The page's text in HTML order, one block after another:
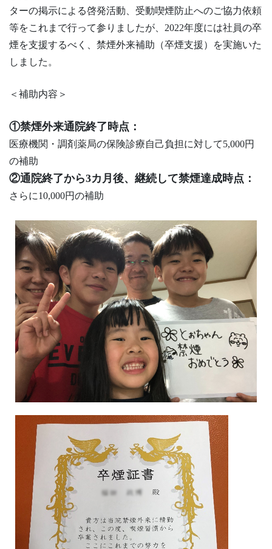
ターの掲示による啓発活動、受動喫煙防止へのご協力依頼
等をこれまで行って参りましたが、2022年度には社員の卒
煙を支援するべく、禁煙外来補助（卒煙支援）を実施いた
しました。
＜補助内容＞
①禁煙外来通院終了時点：
医療機関・調剤薬局の保険診療自己負担に対して5,000円
の補助
②通院終了から3カ月後、継続して禁煙達成時点：
さらに10,000円の補助